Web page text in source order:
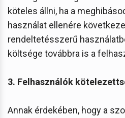
köteles állni, ha a
használat ellenére
rendeltetésszerű
költsége továbbra is a
3. Felhasználók
Annak érdekében, hogy a